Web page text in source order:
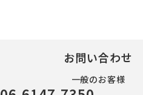
お問い合わせ
一般のお客様